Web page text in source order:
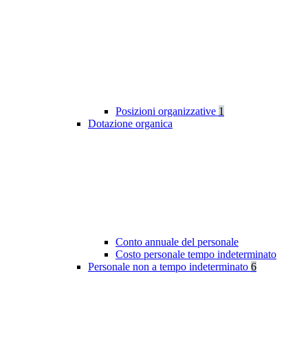
Posizioni organizzative 1
Dotazione organica
Conto annuale del personale
Costo personale tempo indeterminato
Personale non a tempo indeterminato 6